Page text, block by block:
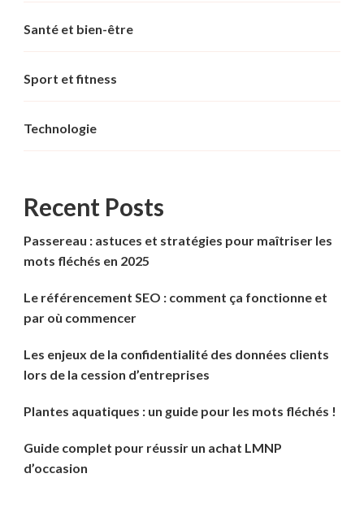
Santé et bien-être
Sport et fitness
Technologie
Recent Posts
Passereau : astuces et stratégies pour maîtriser les
mots fléchés en 2025
Le référencement SEO : comment ça fonctionne et
par où commencer
Les enjeux de la confidentialité des données clients
lors de la cession d’entreprises
Plantes aquatiques : un guide pour les mots fléchés !
Guide complet pour réussir un achat LMNP
d’occasion